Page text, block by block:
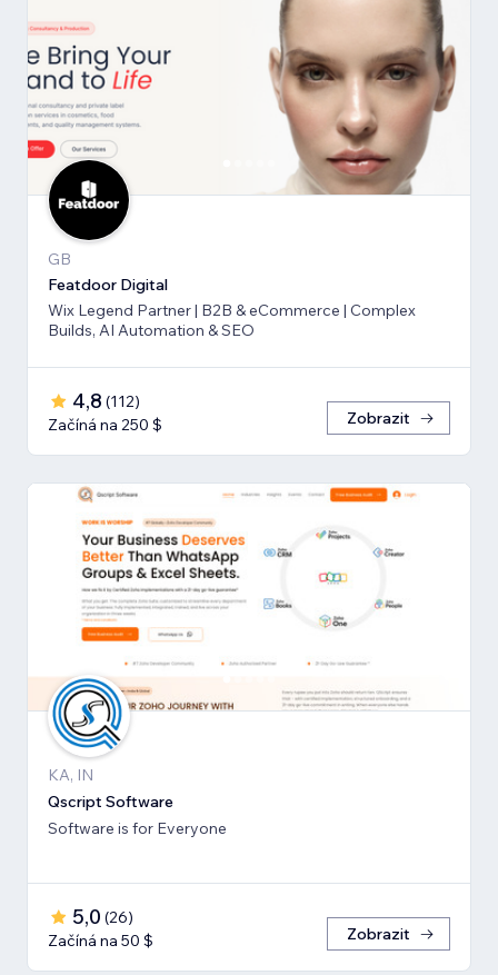
GB
Featdoor Digital
Wix Legend Partner | B2B & eCommerce | Complex
Builds, AI Automation & SEO
4,8 (112)
Začíná na 250 $
Zobrazit
KA, IN
Qscript Software
Software is for Everyone
5,0 (26)
Začíná na 50 $
Zobrazit